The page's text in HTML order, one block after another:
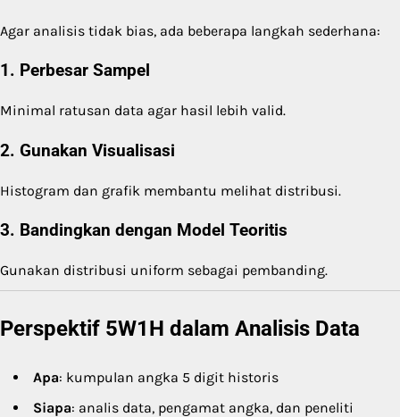
Agar analisis tidak bias, ada beberapa langkah sederhana:
1. Perbesar Sampel
Minimal ratusan data agar hasil lebih valid.
2. Gunakan Visualisasi
Histogram dan grafik membantu melihat distribusi.
3. Bandingkan dengan Model Teoritis
Gunakan distribusi uniform sebagai pembanding.
Perspektif 5W1H dalam Analisis Data
Apa: kumpulan angka 5 digit historis
Siapa: analis data, pengamat angka, dan peneliti